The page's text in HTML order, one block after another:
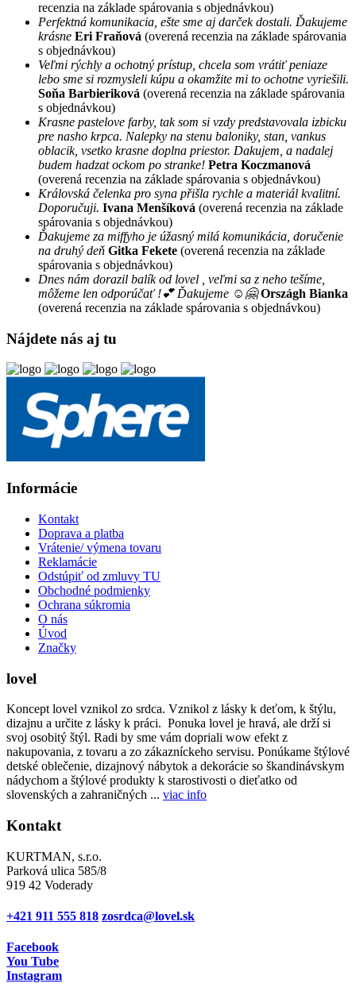
recenzia na základe spárovania s objednávkou)
Perfektná komunikacia, ešte sme aj darček dostali. Ďakujeme
krásne Eri Fraňová (overená recenzia na základe spárovania
s objednávkou)
Veľmi rýchly a ochotný prístup, chcela som vrátiť peniaze
lebo sme si rozmysleli kúpu a okamžite mi to ochotne vyriešili.
Soňa Barbieriková (overená recenzia na základe spárovania
s objednávkou)
Krasne pastelove farby, tak som si vzdy predstavovala izbicku
pre nasho krpca. Nalepky na stenu baloniky, stan, vankus
oblacik, vsetko krasne doplna priestor. Dakujem, a nadalej
budem hadzat ockom po stranke! Petra Koczmanová
(overená recenzia na základe spárovania s objednávkou)
Královská čelenka pro syna přišla rychle a materiál kvalitní.
Doporučuji. Ivana Menšíková (overená recenzia na základe
spárovania s objednávkou)
Ďakujeme za miffyho je úžasný milá komunikácia, doručenie
na druhý deň Gitka Fekete (overená recenzia na základe
spárovania s objednávkou)
Dnes nám dorazil balík od lovel , veľmi sa z neho tešíme,
môžeme len odporúčať !💕 Ďakujeme ☺️🤗 Országh Bianka
(overená recenzia na základe spárovania s objednávkou)
Nájdete nás aj tu
Informácie
Kontakt
Doprava a platba
Vrátenie/ výmena tovaru
Reklamácie
Odstúpiť od zmluvy TU
Obchodné podmienky
Ochrana súkromia
O nás
Úvod
Značky
lovel
Koncept lovel vznikol zo srdca. Vznikol z lásky k deťom, k štýlu,
dizajnu a určite z lásky k práci. Ponuka lovel je hravá, ale drží si
svoj osobitý štýl. Radi by sme vám dopriali wow efekt z
nakupovania, z tovaru a zo zákazníckeho servisu. Ponúkame štýlové
detské oblečenie, dizajnový nábytok a dekorácie so škandinávskym
nádychom a štýlové produkty k starostivosti o dieťatko od
slovenských a zahraničných ... viac info
Kontakt
KURTMAN, s.r.o.
Parková ulica 585/8
919 42 Voderady
+421 911 555 818 zosrdca@lovel.sk
Facebook
You Tube
Instagram